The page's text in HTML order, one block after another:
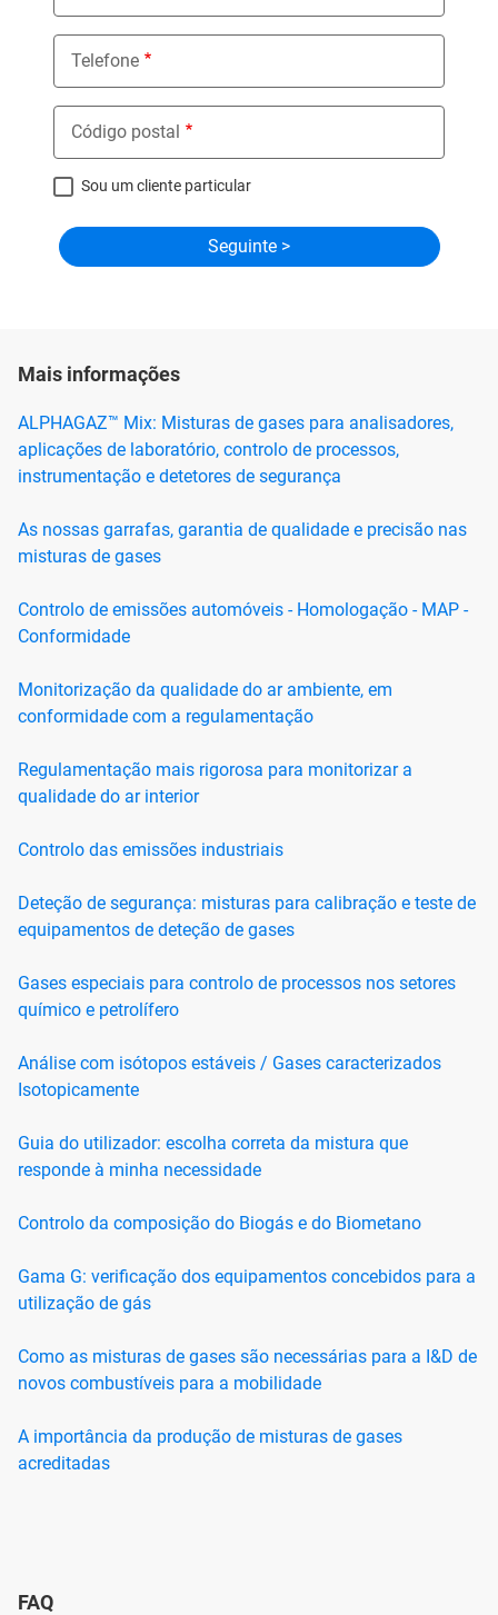
Telefone
Código postal
Sou um cliente particular
Mais informações
ALPHAGAZ™ Mix: Misturas de gases para analisadores,
aplicações de laboratório, controlo de processos,
instrumentação e detetores de segurança
As nossas garrafas, garantia de qualidade e precisão nas
misturas de gases
Controlo de emissões automóveis - Homologação - MAP -
Conformidade
Monitorização da qualidade do ar ambiente, em
conformidade com a regulamentação
Regulamentação mais rigorosa para monitorizar a
qualidade do ar interior
Controlo das emissões industriais
Deteção de segurança: misturas para calibração e teste de
equipamentos de deteção de gases
Gases especiais para controlo de processos nos setores
químico e petrolífero
Análise com isótopos estáveis / Gases caracterizados
Isotopicamente
Guia do utilizador: escolha correta da mistura que
responde à minha necessidade
Controlo da composição do Biogás e do Biometano
Gama G: verificação dos equipamentos concebidos para a
utilização de gás
Como as misturas de gases são necessárias para a I&D de
novos combustíveis para a mobilidade
A importância da produção de misturas de gases
acreditadas
FAQ